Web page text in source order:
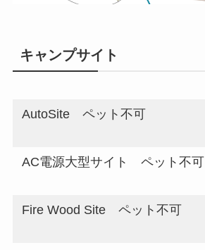
キャンプサイト
AutoSite ペット不可
AC電源大型サイト ペット不可
Fire Wood Site ペット不可